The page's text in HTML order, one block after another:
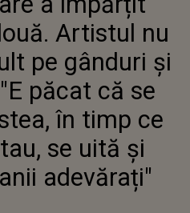
MULT PE GÂNDURI ȘI A
"E PĂCAT CĂ SE
LA D-ASTEA, ÎN TIMP
ĂIA "MARI" STAU, SE UITĂ ȘI
BANII ADEVĂRAȚI"
Artistul nu
pe gânduri și
păcat că se
în timp ce
se uită și
adevărați"